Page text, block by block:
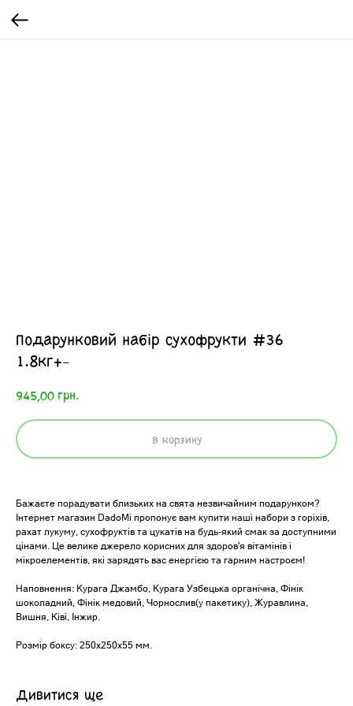
Подарунковий набір сухофрукти #36
1.8кг+-
945,00грн.
В корзину
Бажаєте порадувати близьких на свята незвичайним подарунком?
Інтернет магазин DadoMi пропонує вам купити наші набори з горіхів,
рахат лукуму, сухофруктів та цукатів на будь-який смак за доступними
цінами. Це велике джерело корисних для здоров'я вітамінів і
мікроелементів, які зарядять вас енергією та гарним настроєм!
Наповнення: Курага Джамбо, Курага Узбецька органічна, Фінік
шоколадний, Фінік медовий, Чорнослив(у пакетику), Журавлина,
Вишня, Ківі, Інжир.
Розмір боксу: 250х250х55 мм.
Дивитися ще